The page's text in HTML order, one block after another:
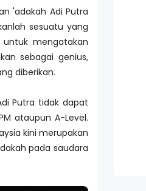
'adakah Adi Putra
sesuatu yang
untuk mengatakan
sebagai genius,
diberikan.
Putra tidak dapat
ataupun A-Level.
kini merupakan
pada saudara